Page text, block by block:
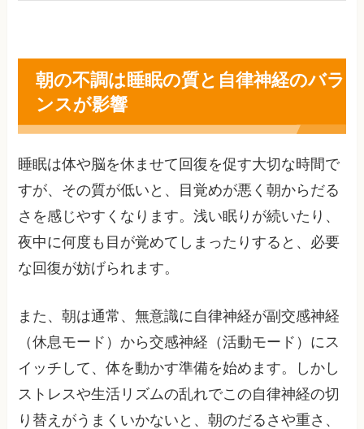
朝の不調は睡眠の質と自律神経のバラ
ンスが影響
睡眠は体や脳を休ませて回復を促す大切な時間で
すが、その質が低いと、目覚めが悪く朝からだる
さを感じやすくなります。浅い眠りが続いたり、
夜中に何度も目が覚めてしまったりすると、必要
な回復が妨げられます。
また、朝は通常、無意識に自律神経が副交感神経
（休息モード）から交感神経（活動モード）にス
イッチして、体を動かす準備を始めます。しかし
ストレスや生活リズムの乱れでこの自律神経の切
り替えがうまくいかないと、朝のだるさや重さ、